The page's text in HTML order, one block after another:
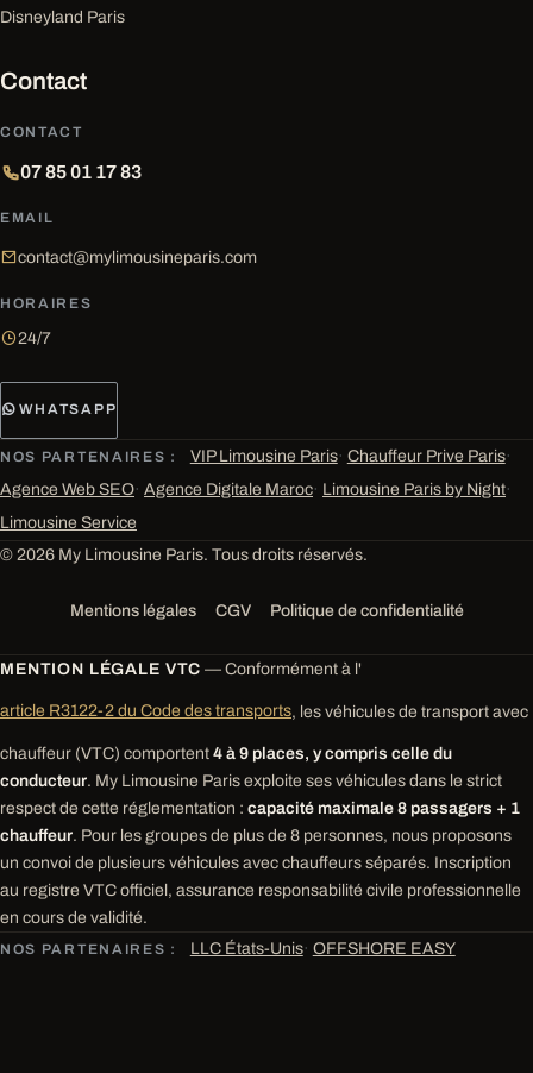
Disneyland Paris
Contact
CONTACT
07 85 01 17 83
EMAIL
contact@mylimousineparis.com
HORAIRES
24/7
WHATSAPP
NOS PARTENAIRES : VIP Limousine Paris· Chauffeur Prive Paris·
Agence Web SEO· Agence Digitale Maroc· Limousine Paris by Night·
Limousine Service
© 2026 My Limousine Paris. Tous droits réservés.
Mentions légales CGV Politique de confidentialité
MENTION LÉGALE VTC — Conformément à l'
article R3122-2 du Code des transports, les véhicules de transport avec
chauffeur (VTC) comportent 4 à 9 places, y compris celle du
conducteur. My Limousine Paris exploite ses véhicules dans le strict
respect de cette réglementation : capacité maximale 8 passagers + 1
chauffeur. Pour les groupes de plus de 8 personnes, nous proposons
un convoi de plusieurs véhicules avec chauffeurs séparés. Inscription
au registre VTC officiel, assurance responsabilité civile professionnelle
en cours de validité.
NOS PARTENAIRES : LLC États-Unis· OFFSHORE EASY